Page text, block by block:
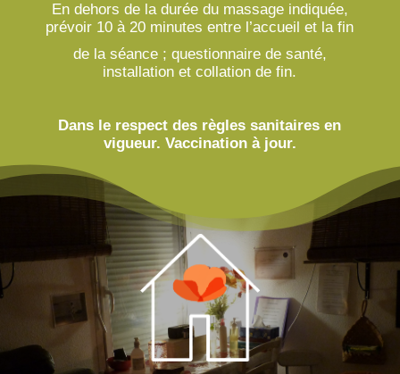
En dehors de la durée du massage indiquée,
prévoir 10 à 20 minutes entre l’accueil et la fin
de la séance ; questionnaire de santé,
installation et collation de fin.
Dans le respect des règles sanitaires en
vigueur. Vaccination à jour.